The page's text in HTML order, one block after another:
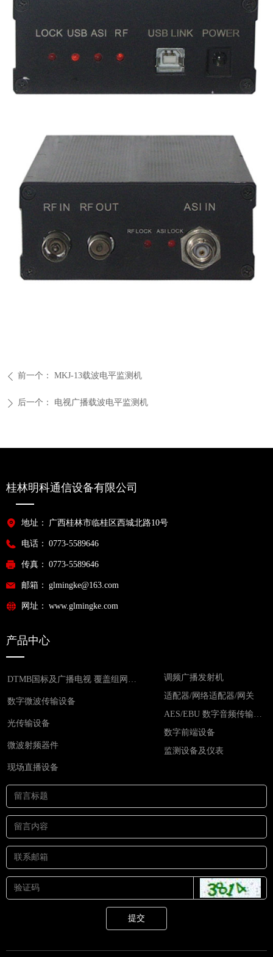
ꄴ 前一个： MKJ-13载波电平监测机
ꄲ 后一个： 电视广播载波电平监测机
桂林明科通信设备有限公司
地址： 广西桂林市临桂区西城北路10号
电话： 0773-5589646
传真： 0773-5589646
邮箱： glmingke@163.com
网址： www.glmingke.com
提交
产品中心
DTMB国标及广播电视 覆盖组网设备
数字微波传输设备
光传输设备
微波射频器件
现场直播设备
调频广播发射机
适配器/网络适配器/网关
AES/EBU 数字音频传输设备
数字前端设备
监测设备及仪表